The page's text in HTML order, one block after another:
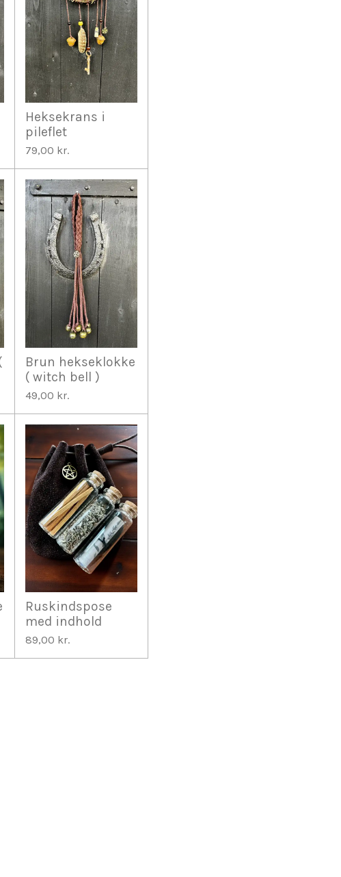
Heksekrans i
pileflet
79,00 kr.
Brun hekseklokke
( witch bell )
49,00 kr.
Ruskindspose
med indhold
89,00 kr.